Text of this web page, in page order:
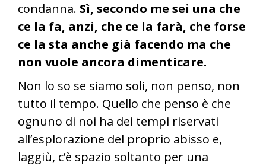
condanna. Sì, secondo me sei una che
ce la fa, anzi, che ce la farà, che forse
ce la sta anche già facendo ma che
non vuole ancora dimenticare.
Non lo so se siamo soli, non penso, non
tutto il tempo. Quello che penso è che
ognuno di noi ha dei tempi riservati
all’esplorazione del proprio abisso e,
laggiù, c’è spazio soltanto per una